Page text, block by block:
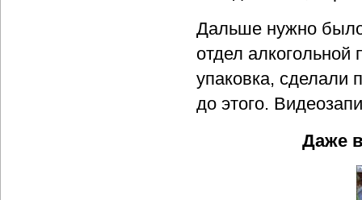
Дальше нужно было
отдел
упаковка, сделали
до этого.
Даже